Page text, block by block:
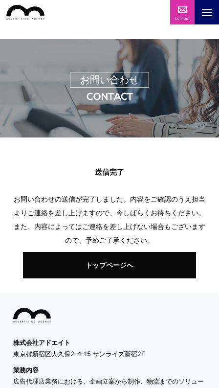
Contact
お問い合わせ
CONTACT
送信完了
お問い合わせの送信が完了しました。内容をご確認のうえ担当
よりご連絡を差し上げますので、今しばらくお待ちください。
また、内容によってはご連絡を差し上げない場合もございます
ので、予めご了承ください。
トップページへ
株式会社アドエイト
東京都新宿区大久保2-4-15 サンライズ新宿2F
業務内容
広告代理店業務における、企画立案から制作、物流までのソリュー